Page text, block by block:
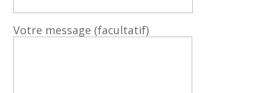
Votre message (facultatif)